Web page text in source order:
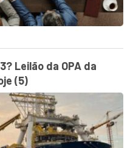
Leilão da OPA da
(5)